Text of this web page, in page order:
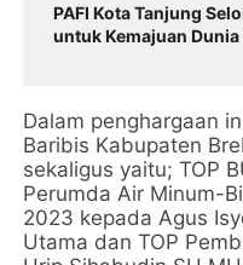
PAFI Kota Tanjung
untuk Kemajuan
Dalam penghargaan
Baribis Kabupaten
sekaligus yaitu; TOP
Perumda Air Minum-
2023 kepada Agus
Utama dan TOP